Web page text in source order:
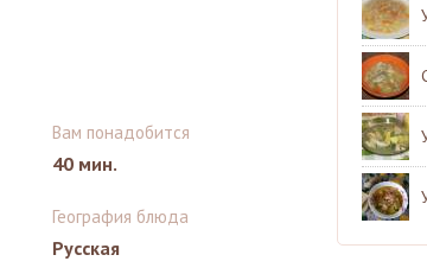
Вам понадобится
40 мин.
География блюда
Русская